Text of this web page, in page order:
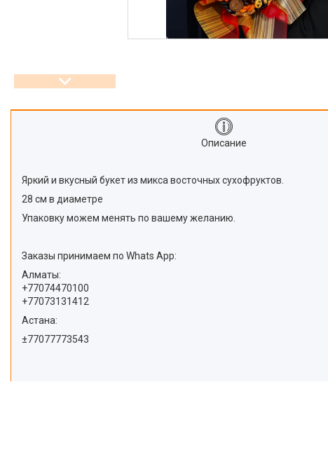
Отзывы
Описание
Яркий и вкусный букет из микса восточных сухофруктов.
28 см в диаметре
Упаковку можем менять по вашему желанию.
Заказы принимаем по Whats App:
Алматы:
+77074470100
+77073131412
Астана:
±77077773543